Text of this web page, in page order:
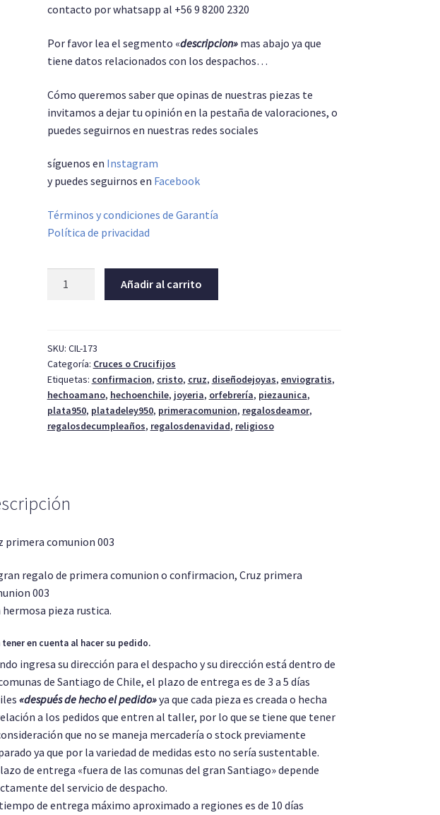
contacto por whatsapp al +56 9 8200 2320
Por favor lea el segmento «descripcion»mas abajo ya que
tiene datos relacionados con los despachos…
Cómo queremos saber que opinas de nuestras piezas te
invitamos a dejar tu opinión en la pestaña de valoraciones, o
puedes seguirnos en nuestras redes sociales
síguenos en Instagram
y puedes seguirnos en Facebook
Términos y condiciones de Garantía
Política de privacidad
cantidad
Añadir al carrito
SKU: CIL-173
Categoría: Cruces o Crucifijos
Etiquetas: confirmacion, cristo, cruz, diseñodejoyas, enviogratis,
hechoamano, hechoenchile, joyeria, orfebrería, piezaunica,
plata950, platadeley950, primeracomunion, regalosdeamor,
regalosdecumpleaños, regalosdenavidad, religioso
primera comunion 003
regalo de primera comunion o confirmacion, Cruz primera
003
hermosa pieza rustica.
tener en cuenta al hacer su pedido.
ingresa su dirección para el despacho y su dirección está dentro de
de Santiago de Chile, el plazo de entrega es de 3 a 5 días
«después de hecho el pedido»ya que cada pieza es creada o hecha
a los pedidos que entren al taller, por lo que se tiene que tener
que no se maneja mercadería o stock previamente
ya que por la variedad de medidas esto no sería sustentable.
de entrega «fuera de las comunas del gran Santiago» depende
del servicio de despacho.
de entrega máximo aproximado a regiones es de 10 días